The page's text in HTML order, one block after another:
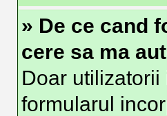
» De ce cand
cere sa ma
Doar
formularul